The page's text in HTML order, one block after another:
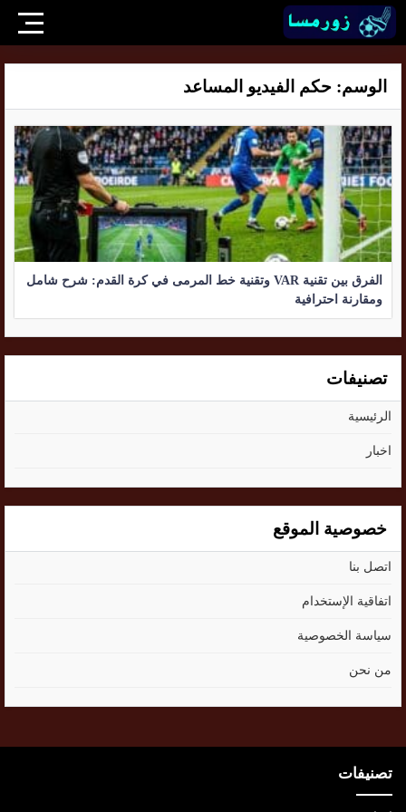
الوسم: حكم الفيديو المساعد
الفرق بين تقنية VAR وتقنية خط المرمى في كرة القدم: شرح شامل
ومقارنة احترافية
تصنيفات
الرئيسية
اخبار
خصوصية الموقع
اتصل بنا
اتفاقية الإستخدام
سياسة الخصوصية
من نحن
تصنيفات